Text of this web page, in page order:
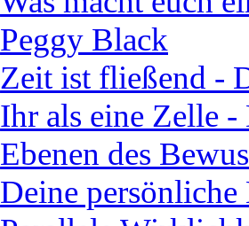
Peggy Black
Zeit ist fließend -
Ihr als eine Zelle -
Ebenen des
Deine